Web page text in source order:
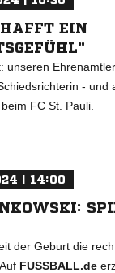
EIN
unseren
- und
FC St. Pauli.
| 14:00
der Geburt die
FUSSBALL.de